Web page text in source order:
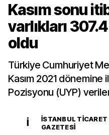
Kasım sonu
varlıkları
oldu
Türkiye Cumhuriyet
Kasım 2021 dönemine
Pozisyonu (UYP)
İ
İSTANBUL TICARET
GAZETESI